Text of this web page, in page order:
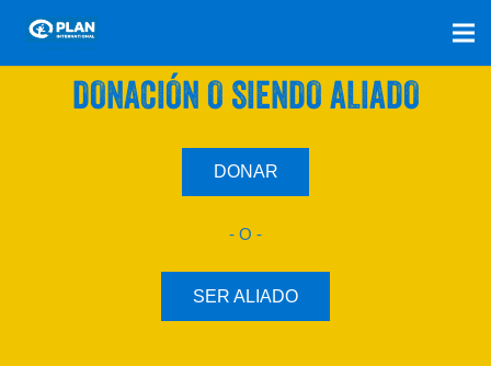
SÚMATE A NUESTRO PLAN CON UNA
DONACIÓN O SIENDO ALIADO
DONAR
- O -
SER ALIADO